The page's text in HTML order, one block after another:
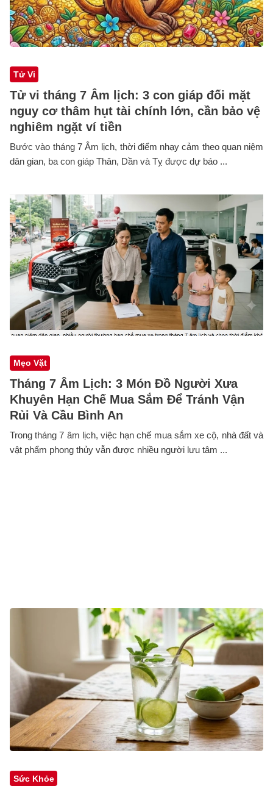
Tử Vi
Tử vi tháng 7 Âm lịch: 3 con giáp đối mặt
nguy cơ thâm hụt tài chính lớn, cần bảo vệ
nghiêm ngặt ví tiền
Bước vào tháng 7 Âm lịch, thời điểm nhạy cảm theo quan niệm
dân gian, ba con giáp Thân, Dần và Tỵ được dự báo ...
Mẹo Vặt
Tháng 7 Âm Lịch: 3 Món Đồ Người Xưa
Khuyên Hạn Chế Mua Sắm Để Tránh Vận
Rủi Và Cầu Bình An
Trong tháng 7 âm lịch, việc hạn chế mua sắm xe cộ, nhà đất và
vật phẩm phong thủy vẫn được nhiều người lưu tâm ...
Sức Khỏe